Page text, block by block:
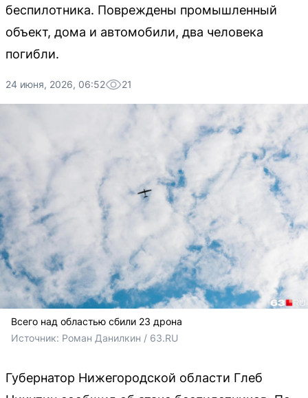
беспилотника. Повреждены промышленный
объект, дома и автомобили, два человека
погибли.
24 июня, 2026, 06:52 21
Всего над областью сбили 23 дрона
Источник: Роман Данилкин / 63.RU
Губернатор Нижегородской области Глеб